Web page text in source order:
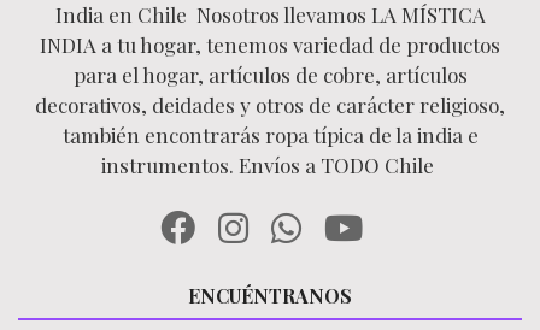
India en Chile Nosotros llevamos LA MÍSTICA
INDIA a tu hogar, tenemos variedad de productos
para el hogar, artículos de cobre, artículos
decorativos, deidades y otros de carácter religioso,
también encontrarás ropa típica de la india e
instrumentos. Envíos a TODO Chile
ENCUÉNTRANOS